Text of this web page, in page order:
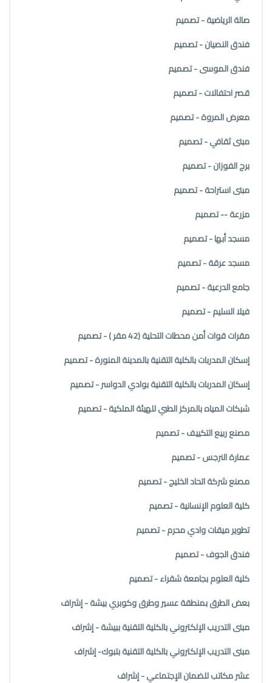
صالة الرياضية - تصميم
فندق النصيان - تصميم
فندق الموسى - تصميم
قصر احتفالات - تصميم
معرض المروة - تصميم
مبنى ثقافي - تصميم
برج الفوزان - تصميم
مبنى استراحة - تصميم
مزرعة -- تصميم
مسجد أبها - تصميم
مسجد عرقة - تصميم
جامع الدرعية - تصميم
فيلا السليم - تصميم
مقرات قوات أمن محطات التحلية (42 مقر ) - تصميم
إسكان المدربات بالكلية التقنية بالمدينة المنورة - تصميم
إسكان المدربات بالكلية التقنية بوادي الدواسر - تصميم
شبكات المياه بالمركز الطبي للهيئة الملكية - تصميم
مصنع ربيع التكييف - تصميم
عمارة النرجس - تصميم
مصنع شركة اتحاد الخليج - تصميم
كلية العلوم الإنسانية - تصميم
تطوير ميقات وادي محرم - تصميم
فندق الجوف - تصميم
كلية العلوم بجامعة شقراء - تصميم
بعض الطرق بمنطقة عسير وطرق وكوبري بيشة - إشراف
مبنى التدريب الإلكتروني بالكلية التقنية ببيشة - إشراف
مبنى التدريب الإلكتروني بالكلية التقنية بتبوك- إشراف
عشر مكاتب للضمان الإجتماعي - إشراف